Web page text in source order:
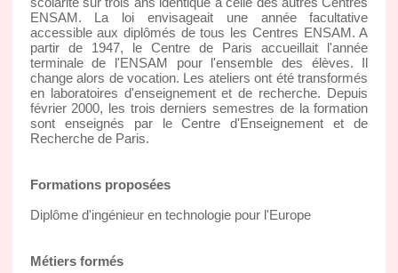
ENSAM. La loi envisageait une année facultative
accessible aux diplômés de tous les Centres ENSAM. A
partir de 1947, le Centre de Paris accueillait l'année
terminale de l'ENSAM pour l'ensemble des élèves. Il
change alors de vocation. Les ateliers ont été transformés
en laboratoires d'enseignement et de recherche. Depuis
février 2000, les trois derniers semestres de la formation
sont enseignés par le Centre d'Enseignement et de
Recherche de Paris.
Formations proposées
Diplôme d'ingénieur en technologie pour l'Europe
Métiers formés